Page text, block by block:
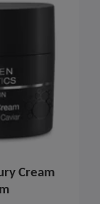
Cream